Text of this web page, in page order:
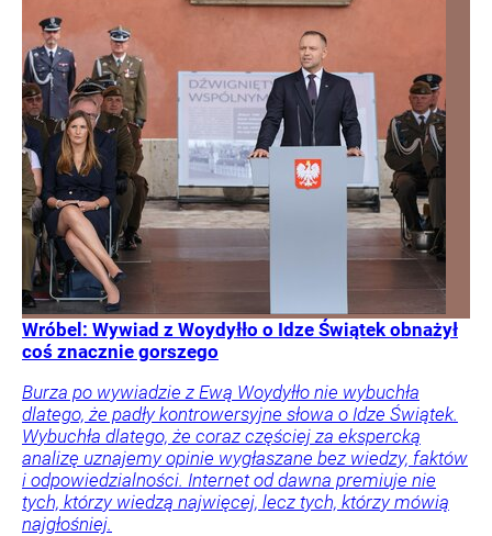
Wróbel: Wywiad z Woydyłło o Idze Świątek obnażył
coś znacznie gorszego
Burza po wywiadzie z Ewą Woydyłło nie wybuchła
dlatego, że padły kontrowersyjne słowa o Idze Świątek.
Wybuchła dlatego, że coraz częściej za ekspercką
analizę uznajemy opinie wygłaszane bez wiedzy, faktów
i odpowiedzialności. Internet od dawna premiuje nie
tych, którzy wiedzą najwięcej, lecz tych, którzy mówią
najgłośniej.